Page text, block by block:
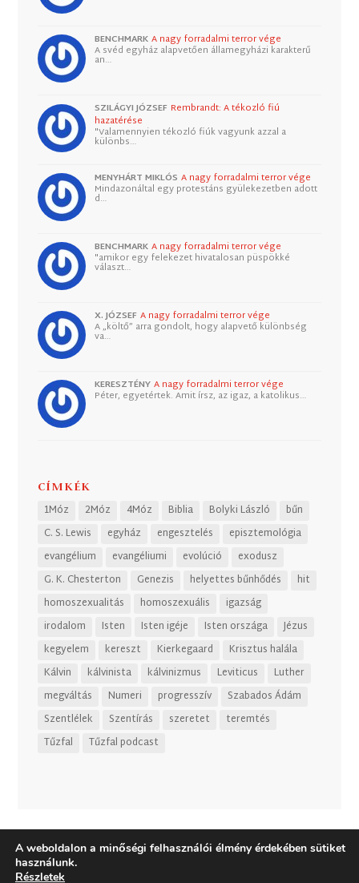
BENCHMARK A nagy forradalmi terror vége
A svéd egyház alapvetően államegyházi karakterű
an…
SZILÁGYI JÓZSEF Rembrandt: A tékozló fiú
hazatérése
"Valamennyien tékozló fiúk vagyunk azzal a
különbs…
MENYHÁRT MIKLÓS A nagy forradalmi terror vége
Mindazonáltal egy protestáns gyülekezetben adott
d…
BENCHMARK A nagy forradalmi terror vége
"amikor egy felekezet hivatalosan püspökké
választ…
X. JÓZSEF A nagy forradalmi terror vége
A „költő” arra gondolt, hogy alapvető különbség
va…
KERESZTÉNY A nagy forradalmi terror vége
Péter, egyetértek. Amit írsz, az igaz, a katolikus…
CÍMKÉK
1Móz 2Móz 4Móz Biblia Bolyki László
bűn
C. S. Lewis
egyház engesztelés
episztemológia
evangélium
evangéliumi evolúció
exodusz
G. K. Chesterton
Genezis helyettes bűnhődés
hit
homoszexualitás
homoszexuális
igazság
irodalom
Isten Isten igéje Isten országa
Jézus
kegyelem
kereszt Kierkegaard
Krisztus halála
Kálvin
kálvinista kálvinizmus Leviticus
Luther
megváltás
Numeri progresszív
Szabados Ádám
Szentlélek
Szentírás szeretet
teremtés
Tűzfal
Tűzfal podcast
A weboldalon a minőségi felhasználói élmény érdekében sütiket
használunk.
Részletek